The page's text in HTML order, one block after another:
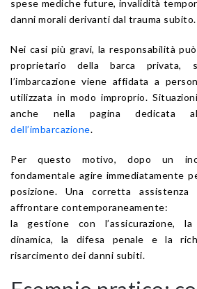
spese mediche future, invalidità
danni morali derivanti dal trauma subito.
Nei casi più gravi, la responsabilità
proprietario della barca privata,
l’imbarcazione viene affidata a
utilizzata in modo improprio.
anche nella pagina dedicata
dell’imbarcazione.
Per questo motivo, dopo un
fondamentale agire immediatamente
posizione. Una corretta
affrontare contemporaneamente:
la gestione con l’assicurazione,
dinamica, la difesa penale e la
risarcimento dei danni subiti.